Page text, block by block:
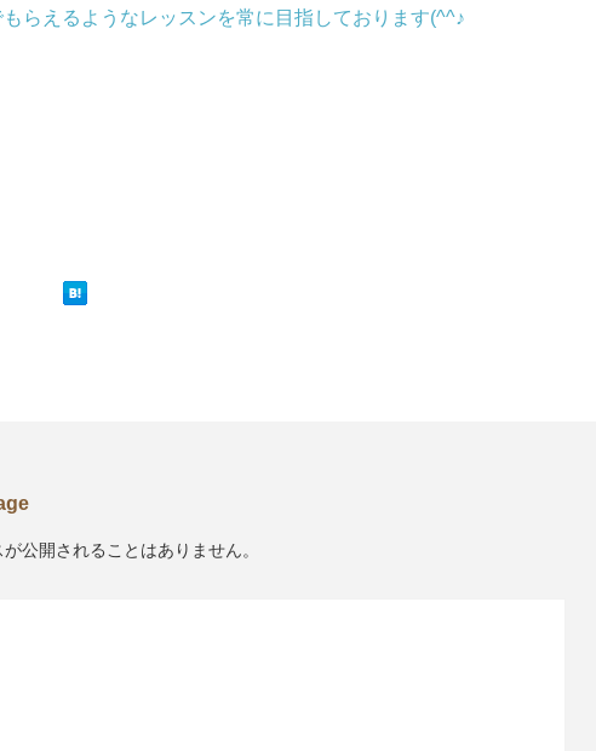
らえるようなレッスンを常に目指しております(^^♪
公開されることはありません。